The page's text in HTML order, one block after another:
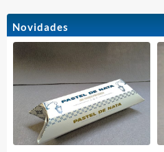
Novidades